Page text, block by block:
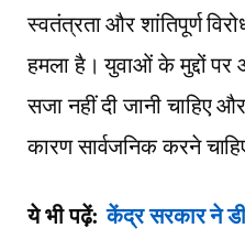
स्वतंत्रता और शांतिपूर्ण
हमला है। युवाओं के मुद्दों पर
सजा नहीं दी जानी चाहिए
कारण सार्वजनिक करने
ये भी पढ़ें:केंद्र सरकार ने